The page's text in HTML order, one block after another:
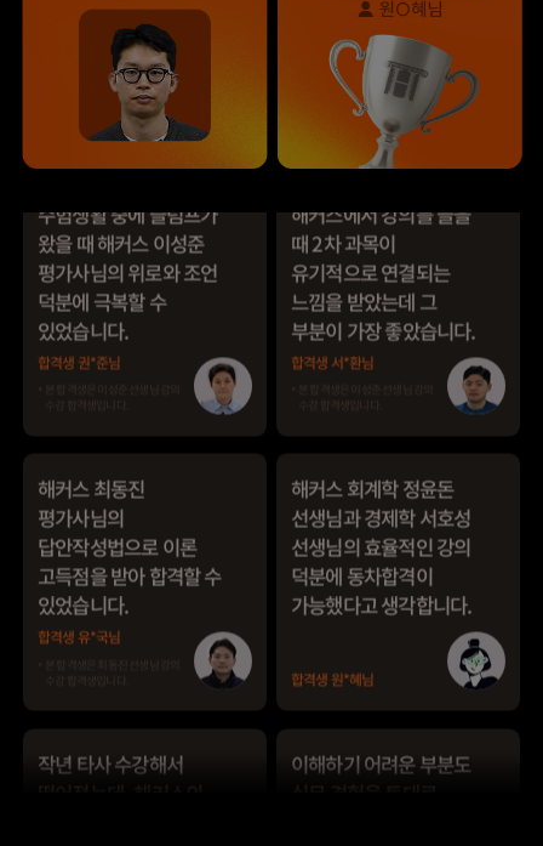
수험생활 중에 슬럼프가
왔을 때 해커스 이성준
평가사님의 위로와 조언
덕분에 극복할 수
본 합격생은 이성준 선생님 강의
수강 합격생입니다.
해커스에서 강의를 들을
때 2차 과목이
유기적으로 연결되는
느낌을 받았는데 그
부분이 가장 좋았습니다.
본 합격생은 이성준 선생님 강의
수강 합격생입니다.
해커스 최동진
평가사님의
답안작성법으로 이론
고득점을 받아 합격할 수
있었습니다.
본 합격생은 최동진 선생님 강의
수강 합격생입니다.
해커스 회계학 정윤돈
선생님과 경제학 서호성
선생님의 효율적인 강의
덕분에 동차합격이
가능했다고 생각합니다.
합격생 원*혜님
작년 타사 수강해서
떨어졌는데, 해커스의
우수한 강사진 덕분에
올해는 합격하게
되었습니다.
합격생 한*철님
이해하기 어려운 부분도
실무 경험을 토대로
과목을 보다 쉽게 배울
수 있었습니다.
합격생 류*운님